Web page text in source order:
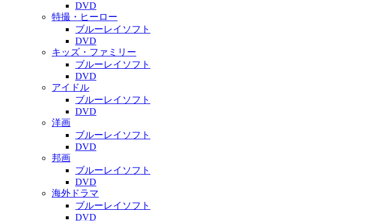
DVD
特撮・ヒーロー
ブルーレイソフト
DVD
キッズ・ファミリー
ブルーレイソフト
DVD
アイドル
ブルーレイソフト
DVD
洋画
ブルーレイソフト
DVD
邦画
ブルーレイソフト
DVD
海外ドラマ
ブルーレイソフト
DVD